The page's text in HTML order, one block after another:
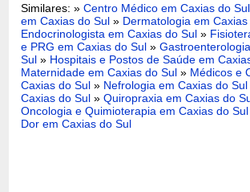
Similares: »Centro Médico em Caxias do Sul
em Caxias do Sul » Dermatologia em
Endocrinologista em Caxias do Sul »
e PRG em Caxias do Sul »
Sul » Hospitais e Postos de Saúde em
Maternidade em Caxias do Sul » Médicos e
Caxias do Sul » Nefrologia em Caxias do Sul
Caxias do Sul »Quiropraxia em Caxias do
Oncologia e Quimioterapia em Caxias do Sul
Dor em Caxias do Sul